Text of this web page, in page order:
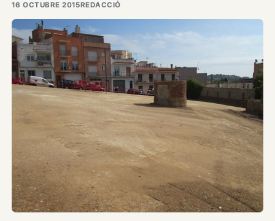
16 OCTUBRE 2015REDACCIÓ